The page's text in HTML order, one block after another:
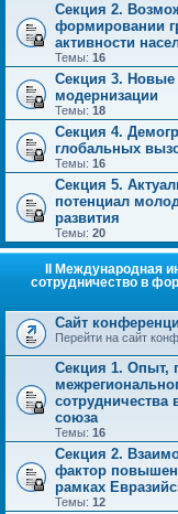
Секция 2.
формировании
активности
Темы: 16
Секция 3. Новые
модернизации
Темы: 18
Секция 4.
глобальных
Темы: 16
Секция 5.
потенциал
развития
Темы: 20
II Международная
сотрудничество в
Сайт
Перейти на сайт
Секция 1. Опыт,
сотрудничества
союза
Темы: 16
Секция 2.
фактор
рамках
Темы: 12